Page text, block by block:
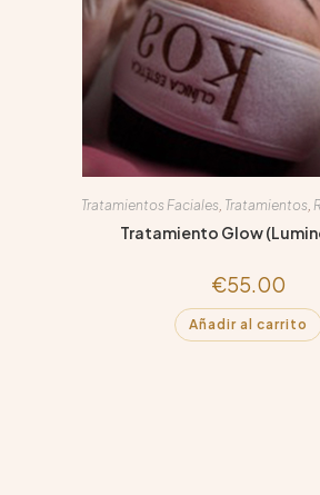
Tratamientos Faciales Tratamientos
Tratamiento Glow
€55.00
Añadir al carrito